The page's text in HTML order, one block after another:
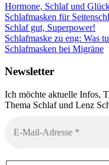
Hormone, Schlaf und
Schlafmasken für
Schlaf gut, Superpower!
Schlafmaske zu eng: Was
Schlafmasken bei Migräne
Newsletter
Ich möchte aktuelle Infos,
Thema Schlaf und Lenz